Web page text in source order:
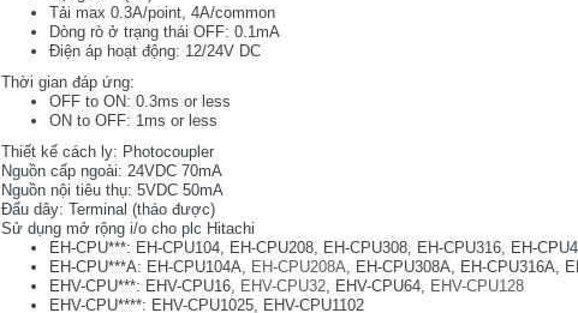
Tải max 0.3A/point, 4A/common
Dòng rò ở trạng thái OFF: 0.1mA
Điện áp hoạt động: 12/24V DC
Thời gian đáp ứng:
OFF to ON: 0.3ms or less
ON to OFF: 1ms or less
Thiết kế cách ly: Photocoupler
Nguồn cấp ngoài: 24VDC 70mA
Nguồn nội tiêu thụ: 5VDC 50mA
Đấu dây: Terminal (tháo được)
Sử dụng mở rộng i/o cho plc Hitachi
EH-CPU***: EH-CPU104, EH-CPU208, EH-CPU308, EH-CPU316, EH-
EH-CPU***A: EH-CPU104A, EH-CPU208A, EH-CPU308A, EH-CPU316A,
EHV-CPU***: EHV-CPU16, EHV-CPU32, EHV-CPU64, EHV-CPU128
EHV-CPU****: EHV-CPU1025, EHV-CPU1102